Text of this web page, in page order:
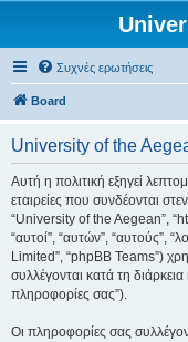
Συχνές ερωτήσεις
Board
University of the
Αυτή η πολιτική εξηγεί
εταιρείες που συνδέονται
“University of the Aegean”,
“αυτοί”, “αυτών”, “αυτούς”,
Limited”, “phpBB Teams”)
συλλέγονται κατά τη
πληροφορίες σας”).
Οι πληροφορίες σας